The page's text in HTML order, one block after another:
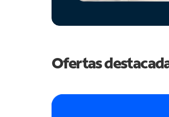
Ofertas